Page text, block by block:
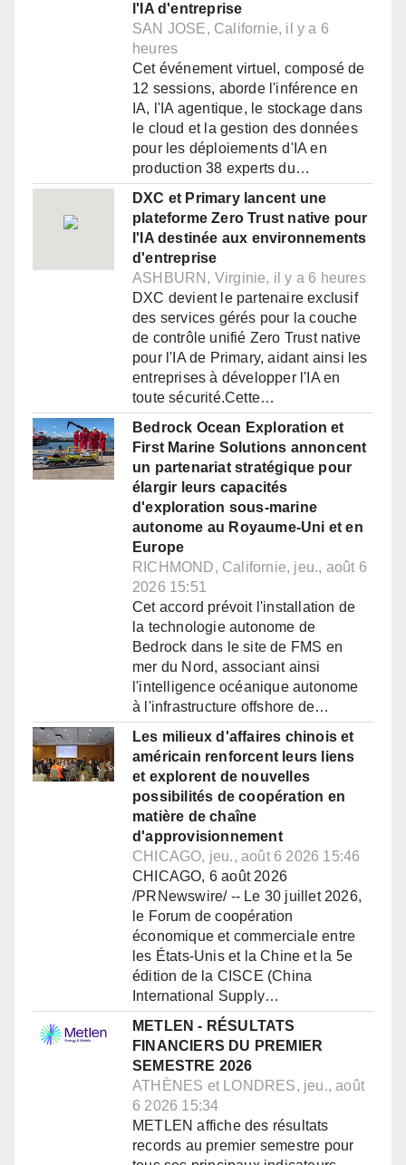
l'IA d'entreprise
SAN JOSE, Californie, il y a 6
heures
Cet événement virtuel, composé de
12 sessions, aborde l'inférence en
IA, l'IA agentique, le stockage dans
le cloud et la gestion des données
pour les déploiements d'IA en
production 38 experts du…
DXC et Primary lancent une
plateforme Zero Trust native pour
l'IA destinée aux environnements
d'entreprise
ASHBURN, Virginie, il y a 6 heures
DXC devient le partenaire exclusif
des services gérés pour la couche
de contrôle unifié Zero Trust native
pour l'IA de Primary, aidant ainsi les
entreprises à développer l'IA en
toute sécurité.Cette…
Bedrock Ocean Exploration et
First Marine Solutions annoncent
un partenariat stratégique pour
élargir leurs capacités
d'exploration sous-marine
autonome au Royaume-Uni et en
Europe
RICHMOND, Californie, jeu., août 6
2026 15:51
Cet accord prévoit l'installation de
la technologie autonome de
Bedrock dans le site de FMS en
mer du Nord, associant ainsi
l'intelligence océanique autonome
à l'infrastructure offshore de…
Les milieux d'affaires chinois et
américain renforcent leurs liens
et explorent de nouvelles
possibilités de coopération en
matière de chaîne
d'approvisionnement
CHICAGO, jeu., août 6 2026 15:46
CHICAGO, 6 août 2026
/PRNewswire/ -- Le 30 juillet 2026,
le Forum de coopération
économique et commerciale entre
les États-Unis et la Chine et la 5e
édition de la CISCE (China
International Supply…
METLEN - RÉSULTATS
FINANCIERS DU PREMIER
SEMESTRE 2026
ATHÈNES et LONDRES, jeu., août
6 2026 15:34
METLEN affiche des résultats
records au premier semestre pour